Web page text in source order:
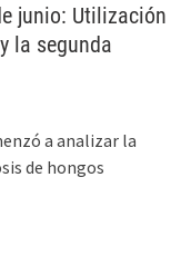
junio: Utilización
la segunda
a analizar la
de hongos